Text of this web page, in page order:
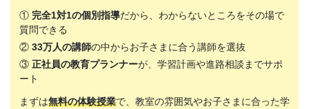
① 完全1対1の個別指導だから、わからないところをその場で
質問できる
② 33万人の講師の中からお子さまに合う講師を選抜
③ 正社員の教育プランナーが、学習計画や進路相談までサポ
ート
まずは無料の体験授業で、教室の雰囲気やお子さまに合った学